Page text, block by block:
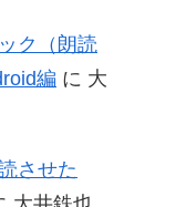
ク（朗読
編 に 大
させた